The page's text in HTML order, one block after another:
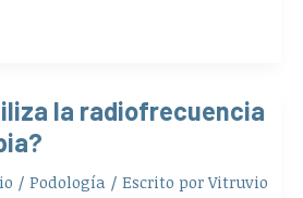
la radiofrecuencia
/ Podología/ Escrito porVitruvio